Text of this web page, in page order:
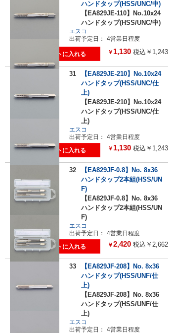
ハンドタップ(HSS/UNC/中)
【EA829JE-110】No.10x24
ハンドタップ(HSS/UNC/中)
エスコ
出荷予定日：
4営業日程度
￥ 1,130 税込￥1,243
31
【EA829JE-210】No.10x24
ハンドタップ(HSS/UNC/仕
上)
【EA829JE-210】No.10x24
ハンドタップ(HSS/UNC/仕
上)
エスコ
出荷予定日：
4営業日程度
￥ 1,130 税込￥1,243
32
【EA829JF-0.8】No. 8x36
ハンドタップ2本組(HSS/UN
F)
【EA829JF-0.8】No. 8x36
ハンドタップ2本組(HSS/UN
F)
エスコ
出荷予定日：
4営業日程度
￥2,420 税込￥2,662
33
【EA829JF-208】No. 8x36
ハンドタップ(HSS/UNF/仕
上)
【EA829JF-208】No. 8x36
ハンドタップ(HSS/UNF/仕
上)
エスコ
出荷予定日：
4営業日程度